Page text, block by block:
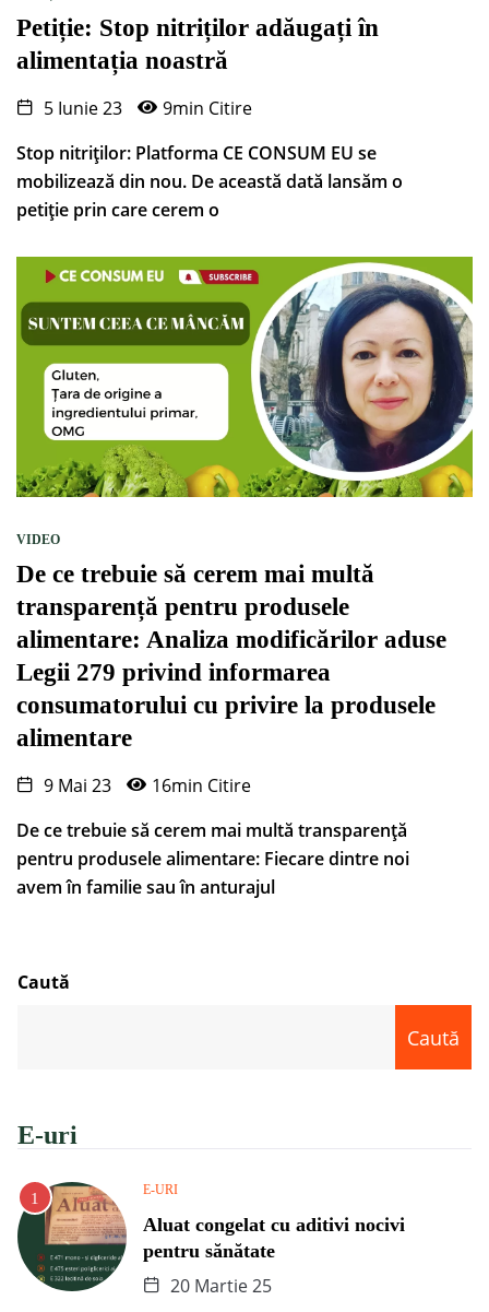
Petiție: Stop nitriților adăugați în
alimentația noastră
5 Iunie 23
9min Citire
Stop nitriților: Platforma CE CONSUM EU se
mobilizează din nou. De această dată lansăm o
petiție prin care cerem o
VIDEO
De ce trebuie să cerem mai multă
transparență pentru produsele
alimentare: Analiza modificărilor aduse
Legii 279 privind informarea
consumatorului cu privire la produsele
alimentare
9 Mai 23
16min Citire
De ce trebuie să cerem mai multă transparență
pentru produsele alimentare: Fiecare dintre noi
avem în familie sau în anturajul
Caută
Caută
E-uri
E-URI
Aluat congelat cu aditivi nocivi
pentru sănătate
20 Martie 25